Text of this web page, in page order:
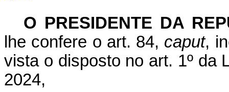
O PRESIDENTE DA
lhe confere o art. 84, caput,
vista o disposto no art. 1º da
2024,